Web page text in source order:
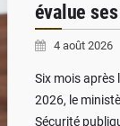
évalue
4 août 2026
Six mois après
2026, le
Sécurité